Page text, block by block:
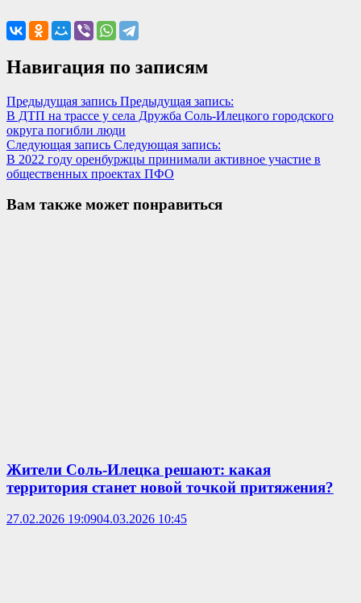
Навигация по записям
Предыдущая запись Предыдущая запись:
В ДТП на трассе у села Дружба Соль-Илецкого городского
округа погибли люди
Следующая запись Следующая запись:
В 2022 году оренбуржцы принимали активное участие в
общественных проектах ПФО
Вам также может понравиться
Жители Соль-Илецка решают: какая
территория станет новой точкой притяжения?
27.02.2026 19:0904.03.2026 10:45